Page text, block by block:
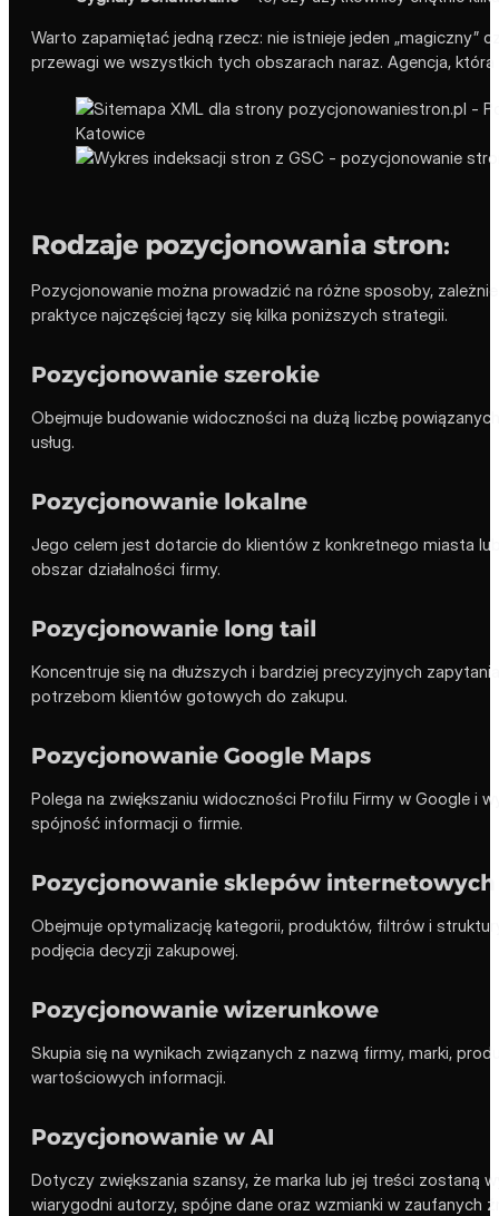
Warto zapamiętać jedną rzecz: nie istnieje jeden
przewagi we wszystkich tych obszarach naraz. Agencja,
Rodzaje pozycjonowania stron:
Pozycjonowanie można prowadzić na różne sposoby,
praktyce najczęściej łączy się kilka poniższych strategii.
Pozycjonowanie szerokie
Obejmuje budowanie widoczności na dużą liczbę
usług.
Pozycjonowanie lokalne
Jego celem jest dotarcie do klientów z konkretnego miasta
obszar działalności firmy.
Pozycjonowanie long tail
Koncentruje się na dłuższych i bardziej precyzyjnych
potrzebom klientów gotowych do zakupu.
Pozycjonowanie Google Maps
Polega na zwiększaniu widoczności Profilu Firmy w Google i
spójność informacji o firmie.
Pozycjonowanie sklepów internetowych
Obejmuje optymalizację kategorii, produktów, filtrów i
podjęcia decyzji zakupowej.
Pozycjonowanie wizerunkowe
Skupia się na wynikach związanych z nazwą firmy, marki,
wartościowych informacji.
Pozycjonowanie w AI
Dotyczy zwiększania szansy, że marka lub jej treści zostaną
wiarygodni autorzy, spójne dane oraz wzmianki w zaufanych